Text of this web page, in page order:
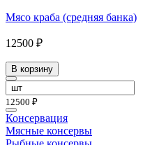
Мясо краба (средняя банка)
12500 ₽
В корзину
12500 ₽
Консервация
Мясные консервы